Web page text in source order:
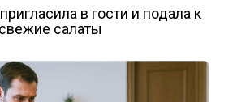
в гости и подала к
салаты